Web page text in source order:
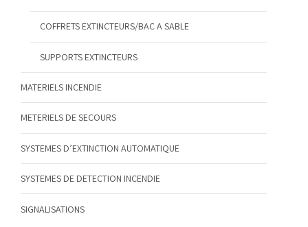
COFFRETS EXTINCTEURS/BAC A SABLE
SUPPORTS EXTINCTEURS
MATERIELS INCENDIE
METERIELS DE SECOURS
SYSTEMES D’EXTINCTION AUTOMATIQUE
SYSTEMES DE DETECTION INCENDIE
SIGNALISATIONS